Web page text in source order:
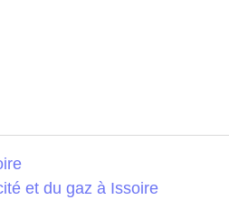
et du gaz à Issoire